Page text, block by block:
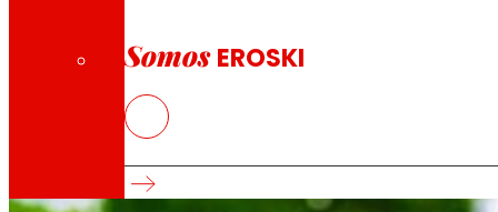
Somos EROSKI
Cáritas Bizkaia, EROSKI y
Compromiso con la solidaridad